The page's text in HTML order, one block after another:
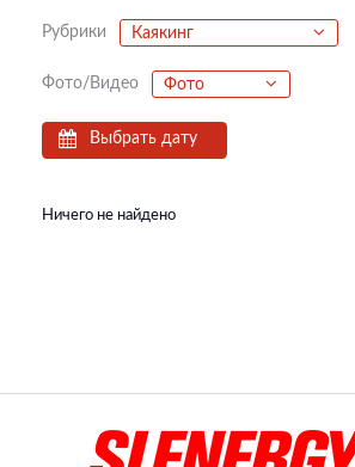
Рубрики Каякинг
Фото/Видео Фото
Выбрать дату
Ничего не найдено